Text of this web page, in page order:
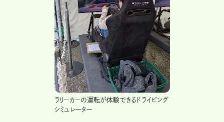
ラリーカーの運転が体験できるドライビング
シミュレーター